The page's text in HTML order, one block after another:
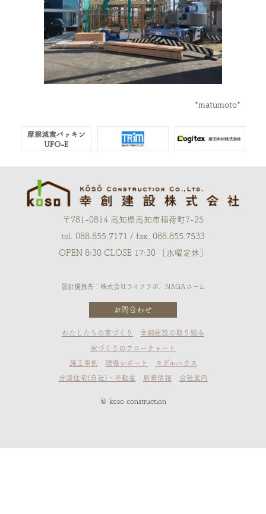
*matumoto*
〒781-0814 高知県高知市稲荷町7-25
tel. 088.855.7171 / fax. 088.855.7533
OPEN 8:30 CLOSE 17:30 ［水曜定休］
設計提携先：株式会社ライフラボ、NAGAホーム
お問合わせ
わたしたちの家づくり 幸創建設の取り組み
家づくりのフローチャート
施工事例 現場レポート モデルハウス
分譲住宅(自社)・不動産 新着情報 会社案内
© koso construction